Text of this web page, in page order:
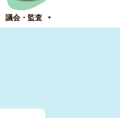
議会・監査